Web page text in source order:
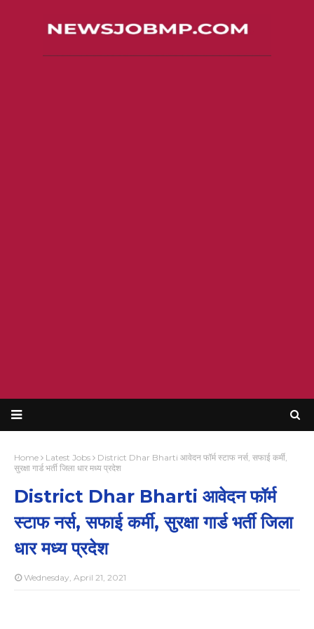
Home Latest Jobs
District Dhar Bharti आवेदन फॉर्म स्टाफ नर्स, सफाई कर्मी,
सुरक्षा गार्ड भर्ती जिला धार मध्य प्रदेश
District Dhar Bharti आवेदन फॉर्म
स्टाफ नर्स, सफाई कर्मी, सुरक्षा गार्ड भर्ती जिला
धार मध्य प्रदेश
Wednesday, April 21, 2021